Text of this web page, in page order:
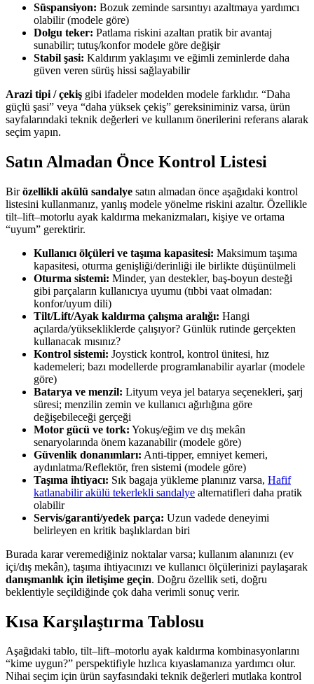
Süspansiyon: Bozuk zeminde sarsıntıyı azaltmaya yardımcı
olabilir (modele göre)
Dolgu teker: Patlama riskini azaltan pratik bir avantaj
sunabilir; tutuş/konfor modele göre değişir
Stabil şasi: Kaldırım yaklaşımı ve eğimli zeminlerde daha
güven veren sürüş hissi sağlayabilir
Arazi tipi / çekiş gibi ifadeler modelden modele farklıdır. “Daha
güçlü şasi” veya “daha yüksek çekiş” gereksiniminiz varsa, ürün
sayfalarındaki teknik değerleri ve kullanım önerilerini referans alarak
seçim yapın.
Satın Almadan Önce Kontrol Listesi
Birözellikli akülü sandalye satın almadan önce aşağıdaki kontrol
listesini kullanmanız, yanlış modele yönelme riskini azaltır. Özellikle
tilt–lift–motorlu ayak kaldırma mekanizmaları, kişiye ve ortama
“uyum” gerektirir.
Kullanıcı ölçüleri ve taşıma kapasitesi: Maksimum taşıma
kapasitesi, oturma genişliği/derinliği ile birlikte düşünülmeli
Oturma sistemi: Minder, yan destekler, baş-boyun desteği
gibi parçaların kullanıcıya uyumu (tıbbi vaat olmadan:
konfor/uyum dili)
Tilt/Lift/Ayak kaldırma çalışma aralığı: Hangi
açılarda/yüksekliklerde çalışıyor? Günlük rutinde gerçekten
kullanacak mısınız?
Kontrol sistemi: Joystick kontrol, kontrol ünitesi, hız
kademeleri; bazı modellerde programlanabilir ayarlar (modele
göre)
Batarya ve menzil: Lityum veya jel batarya seçenekleri, şarj
süresi; menzilin zemin ve kullanıcı ağırlığına göre
değişebileceği gerçeği
Motor gücü ve tork: Yokuş/eğim ve dış mekân
senaryolarında önem kazanabilir (modele göre)
Güvenlik donanımları: Anti-tipper, emniyet kemeri,
aydınlatma/Reflektör, fren sistemi (modele göre)
Taşıma ihtiyacı: Sık bagaja yükleme planınız varsa, Hafif
katlanabilir akülü tekerlekli sandalye alternatifleri daha pratik
olabilir
Servis/garanti/yedek parça: Uzun vadede deneyimi
belirleyen en kritik başlıklardan biri
Burada karar veremediğiniz noktalar varsa; kullanım alanınızı (ev
içi/dış mekân), taşıma ihtiyacınızı ve kullanıcı ölçülerinizi paylaşarak
danışmanlık için iletişime geçin. Doğru özellik seti, doğru
beklentiyle seçildiğinde çok daha verimli sonuç verir.
Kısa Karşılaştırma Tablosu
Aşağıdaki tablo, tilt–lift–motorlu ayak kaldırma kombinasyonlarını
“kime uygun?” perspektifiyle hızlıca kıyaslamanıza yardımcı olur.
Nihai seçim için ürün sayfasındaki teknik değerleri mutlaka kontrol